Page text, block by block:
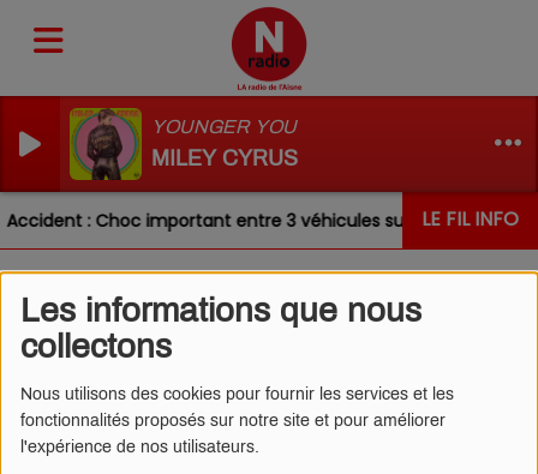
Les informations que nous
collectons
Nous utilisons des cookies pour fournir les services et les
fonctionnalités proposés sur notre site et pour améliorer
l'expérience de nos utilisateurs.
YOUNGER YOU
MILEY CYRUS
LE FIL INFO
Accident : Choc important entre 3 véhicules sur la RN31 ce
L'ŒIL DE CÉDRIC 14/01/2025